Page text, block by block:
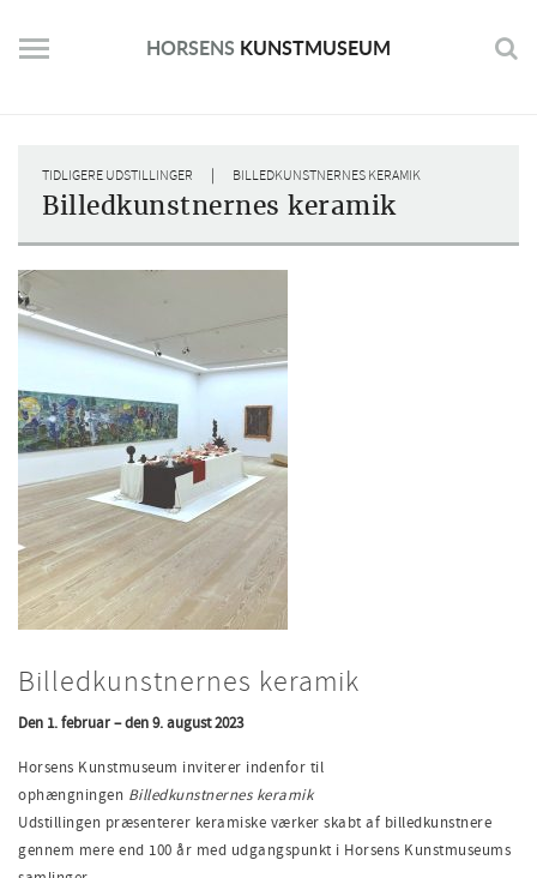
content
HORSENS KUNSTMUSEUM
TIDLIGERE UDSTILLINGER | BILLEDKUNSTNERNES KERAMIK
Billedkunstnernes keramik
Billedkunstnernes keramik
Den 1. februar – den 9. august 2023
Horsens Kunstmuseum inviterer indenfor til
ophængningen Billedkunstnernes keramik
Udstillingen præsenterer keramiske værker skabt af billedkunstnere
gennem mere end 100 år med udgangspunkt i Horsens Kunstmuseums